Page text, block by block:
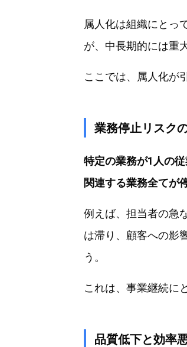
属人化は組織にとっ
が、中長期的には重
ここでは、属人化が
業務停止リスク
特定の業務が1人の
関連する業務全てが
例えば、担当者の急
は滞り、顧客への影
う。
これは、事業継続に
品質低下と効率